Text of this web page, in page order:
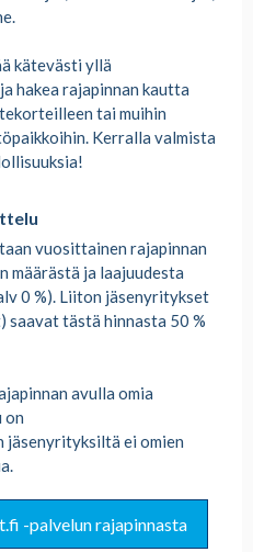
kätevästi yllä
hakea rajapinnan kautta
tai muihin
Kerralla valmista
vuosittainen rajapinnan
määrästä ja laajuudesta
0 %). Liiton jäsenyritykset
tästä hinnasta 50 %
avulla omia
on
jäsenyrityksiltä ei omien
-palvelun rajapinnasta